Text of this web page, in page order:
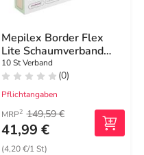
Mepilex Border Flex
Lite Schaumverband
4x5 cm
10 St Verband
(0)
Pflichtangaben
MRP2 149,59 €
41,99 €
(4,20 €/1 St)